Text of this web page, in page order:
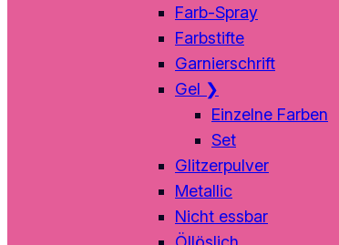
Farb-Spray
Farbstifte
Garnierschrift
Gel ❯
Einzelne Farben
Set
Glitzerpulver
Metallic
Nicht essbar